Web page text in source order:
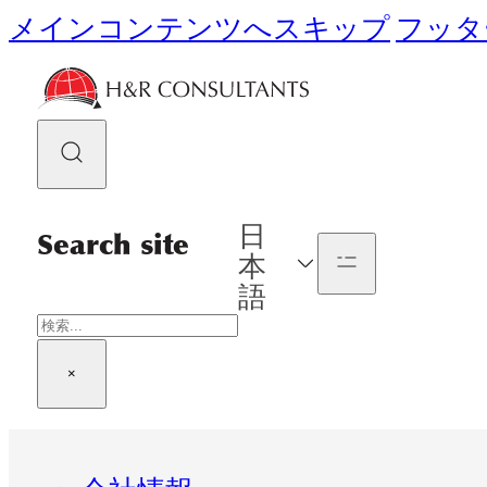
メインコンテンツへスキップ フッ
Search site
検
×
日
本
語